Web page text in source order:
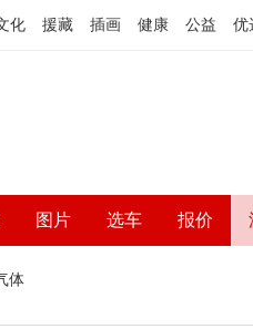
化 援藏 插画 健康 公益 优
图片 选车 报价
体